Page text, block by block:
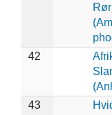
42
43